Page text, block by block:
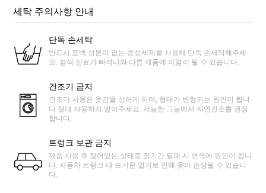
세탁 주의사항 안내
단독 손세탁
반드시 표백 성분이 없는 중성세제를 사용해 단독 손세탁해주세
요. 염색 잔료가 빠져나와 다른 제품에 이염이 될 수 있습니다.
건조기 금지
건조기 사용은 옷감을 상하게 하며, 형태가 변형되는 원인이 됩니
다.절대 사용하지 말아주세요. 서늘한 그늘에서 자연건조를 권장
합니다.
트렁크 보관 금지
제품 사용 후 젖어있는 상태로 장기간 밀폐 시 변색에 원인이 됩니
다. 자동차 트렁크 내 뜨거운 열기로 인해 옷이 손상될 수 있습니
다.